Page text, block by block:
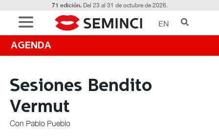
71 edición.Del 23 al 31 de octubre de 2026.
EN
AGENDA
Sesiones Bendito
Vermut
Con Pablo Pueblo